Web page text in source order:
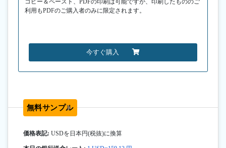
利用もPDFのご購入者のみに限定されます。
今すぐ購入
無料サンプル
価格表記: USDを日本円(税抜)に換算